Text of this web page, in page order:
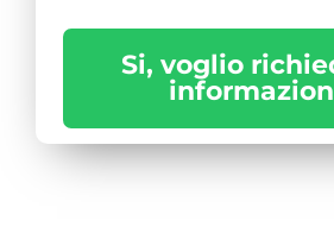
Si, voglio